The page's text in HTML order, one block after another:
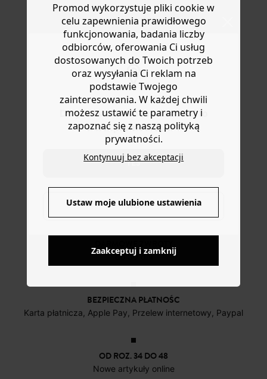
Do you want to be redirected to
www.promod.com ?
YES
NO
kolorach. Regulowany mankiet. Jeden rozmiar dla
wszystkich. Świetny pomysł na prezent.
DOSTAWA DO PACZKOMATÓW
4 do 6 dni roboczych
do 30 dni
BEZPIECZNA PŁATNOŚC
Karta płatnicza, Apple Pay, Przelew internetowy, Paypal
OD ROZ. 34 DO 48
Nowe artykuły online
Promod wykorzystuje pliki cookie w
celu zapewnienia prawidłowego
funkcjonowania, badania liczby
odbiorców, oferowania Ci usług
dostosowanych do Twoich potrzeb
oraz wysyłania Ci reklam na
podstawie Twojego
zainteresowania. W każdej chwili
możesz ustawić te parametry i
zapoznać się z naszą polityką
prywatności.
Kontynuuj bez akceptacji
Ustaw moje ulubione ustawienia
Zaakceptuj i zamknij